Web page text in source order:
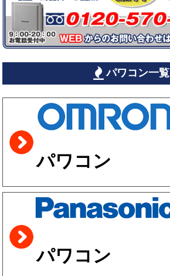
パワコン一覧
パワコン
パワコン